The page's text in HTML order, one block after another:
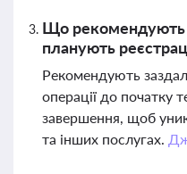
Що рекомендують
планують
Рекомендують
операції до початку
завершення, щоб
та інших послугах.